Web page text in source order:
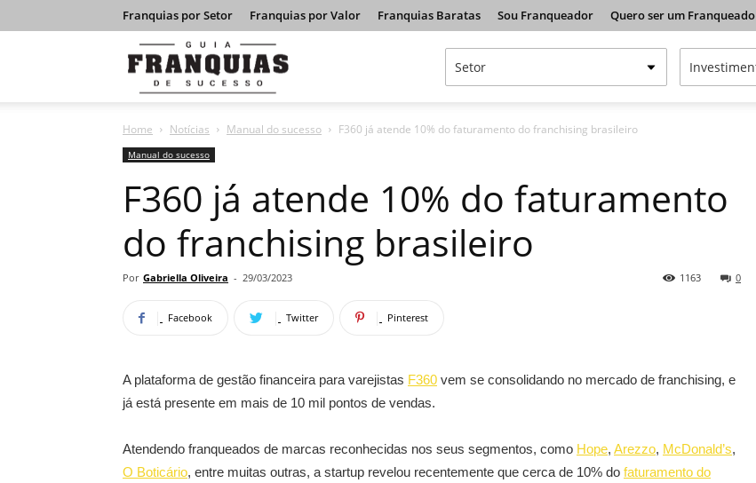
Franquias por Setor Franquias por Valor Franquias Baratas Sou Franqueador Quero ser um Franqueado
Franquias
de
Sucesso
Home Notícias Manual do sucesso F360 já atende 10% do faturamento do franchising brasileiro
Manual do sucesso
F360 já atende 10% do faturamento
do franchising brasileiro
Por Gabriella Oliveira - 29/03/2023 0
1163
Facebook Twitter Pinterest
A plataforma de gestão financeira para varejistas F360 vem se consolidando no mercado de franchising, e
já está presente em mais de 10 mil pontos de vendas.
Atendendo franqueados de marcas reconhecidas nos seus segmentos, como Hope, Arezzo, McDonald’s,
O Boticário, entre muitas outras, a startup revelou recentemente que cerca de 10% do faturamento do